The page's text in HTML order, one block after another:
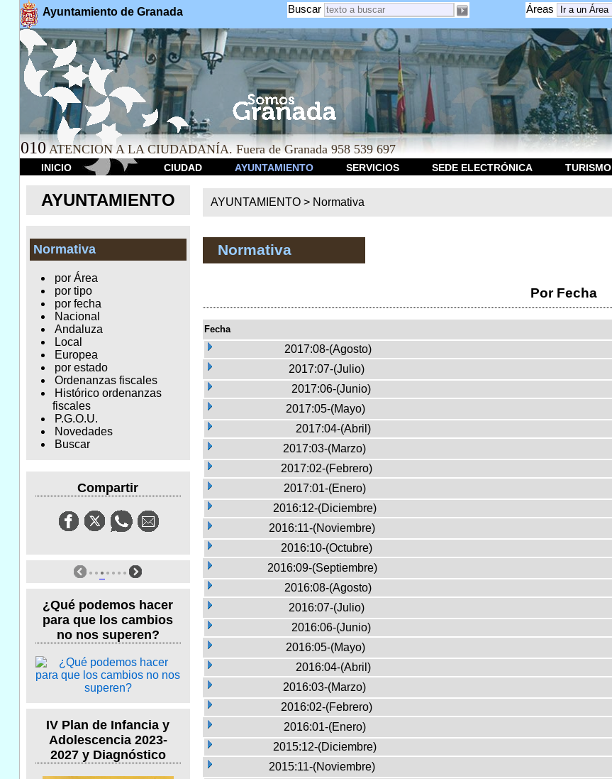
Ayuntamiento de Granada Áreas
Buscar
010 ATENCION A LA CIUDADANÍA. Fuera de Granada 958 539 697
INICIO CIUDAD AYUNTAMIENTO SERVICIOS SEDE ELECTRÓNICA TURISMO
AYUNTAMIENTO
Normativa
por Área
por tipo
por fecha
Nacional
Andaluza
Local
Europea
por estado
Ordenanzas fiscales
Histórico ordenanzas
fiscales
P.G.O.U.
Novedades
Buscar
Compartir
¿Qué podemos hacer
para que los cambios
no nos superen?
IV Plan de Infancia y
Adolescencia 2023-
2027 y Diagnóstico
AYUNTAMIENTO > Normativa
Normativa
Por Fecha
Fecha
2017:08-(Agosto)
2017:07-(Julio)
2017:06-(Junio)
2017:05-(Mayo)
2017:04-(Abril)
2017:03-(Marzo)
2017:02-(Febrero)
2017:01-(Enero)
2016:12-(Diciembre)
2016:11-(Noviembre)
2016:10-(Octubre)
2016:09-(Septiembre)
2016:08-(Agosto)
2016:07-(Julio)
2016:06-(Junio)
2016:05-(Mayo)
2016:04-(Abril)
2016:03-(Marzo)
2016:02-(Febrero)
2016:01-(Enero)
2015:12-(Diciembre)
2015:11-(Noviembre)